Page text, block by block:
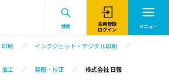
検索
会員登録
ログイン
メニュー
印刷
インクジェット・デジタル印刷
加工 製版・校正 株式会社 日報